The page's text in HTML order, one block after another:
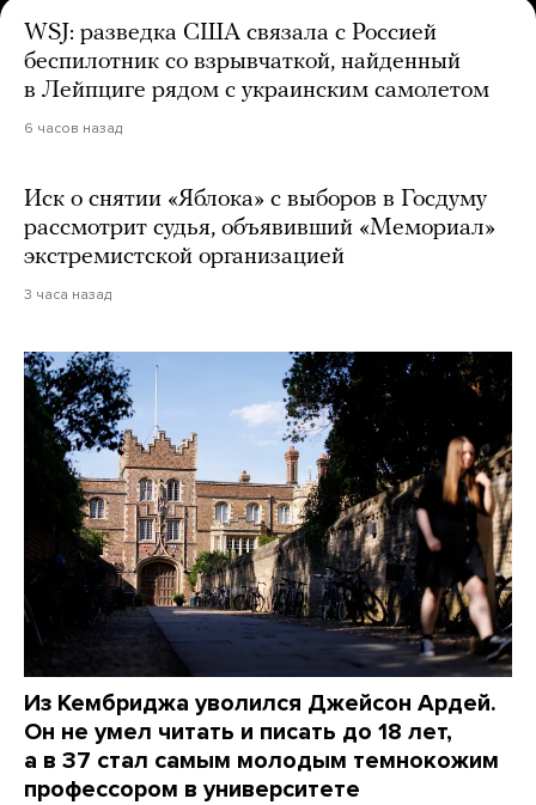
WSJ: разведка США связала с Россией
беспилотник со взрывчаткой, найденный
в Лейпциге рядом с украинским самолетом
6 часов назад
Иск о снятии «Яблока» с выборов в Госдуму
рассмотрит судья, объявивший «Мемориал»
экстремистской организацией
3 часа назад
Из Кембриджа уволился Джейсон Ардей.
Он не умел читать и писать до 18 лет,
а в 37 стал самым молодым темнокожим
профессором в университете